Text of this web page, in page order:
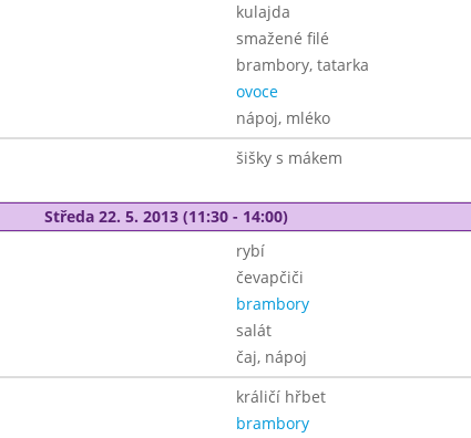
kulajda
smažené filé
brambory, tatarka
ovoce
nápoj, mléko
šišky s mákem
Středa 22. 5. 2013 (11:30 - 14:00)
rybí
čevapčiči
brambory
salát
čaj, nápoj
králičí hřbet
brambory